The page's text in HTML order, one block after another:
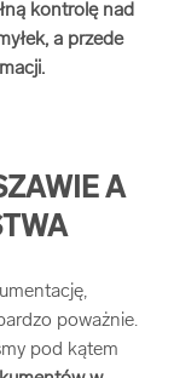
kontrolę nad
a przede
A
poważnie.
pod kątem